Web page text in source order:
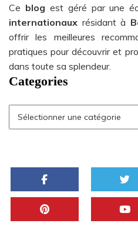
Ce blog est géré par une
internationaux résidant à
offrir les meilleures
pratiques pour découvrir et
dans toute sa splendeur.
Categories